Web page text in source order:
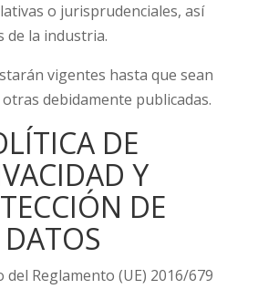
o jurisprudenciales, así
de la industria.
vigentes hasta que sean
debidamente publicadas.
DE
Y
DE
DATOS
del Reglamento (UE) 2016/679